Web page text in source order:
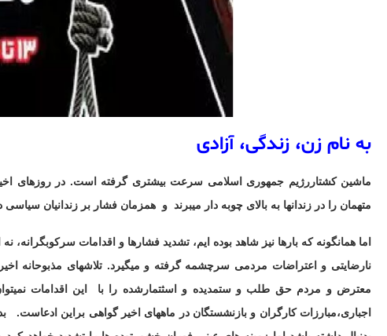
به نام زن، زندگی، آزادی
ماشین کشتاررژیم جمهوری اسلامی سرعت بیشتری گرفته است. در روزهای
متهمان را در زندانها به بالای چوبه دار میبرند و همزمان فشار بر زندانیان سیاسی
اما همانگونه که بارها نیز شاهد بوده ایم، تشدید فشارها و اقدامات
نارضایتی و اعتراضات مردمی سرچشمه گرفته و میگیرد. تلاشهای مذبوحانه
معترض و مردم حق طلب و ستمدیده و اسثتمارشده را با این اقدامات
اجباری،مبارزات کارگران و بازنشستگان در ماههای اخیر گواهی براین ادعاست.